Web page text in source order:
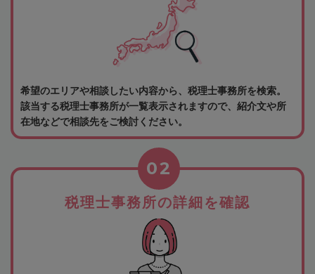
希望のエリアや相談したい内容から、税理士事務所を検索。
該当する税理士事務所が一覧表示されますので、紹介文や所
在地などで相談先をご検討ください。
税理士事務所の詳細を確認
02